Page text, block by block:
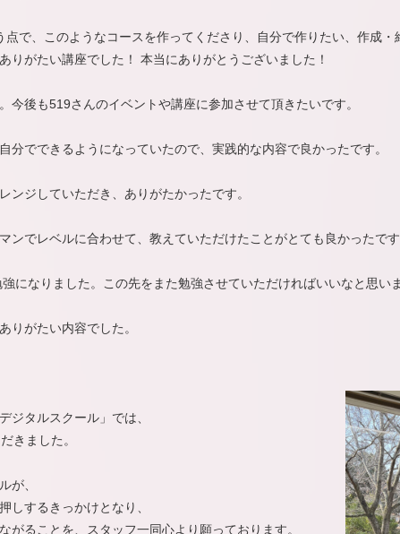
点で、このようなコースを作ってくださり、自分で作りたい、作成
りがたい講座でした！ 本当にありがとうございました！
今後も519さんのイベントや講座に参加させて頂きたいです。
分でできるようになっていたので、実践的な内容で良かったです。
ンジしていただき、ありがたかったです。
ンでレベルに合わせて、教えていただけたことがとても良かったで
になりました。この先をまた勉強させていただければいいなと思い
りがたい内容でした。
ジタルスクール」では、
きました。
が、
しするきっかけとなり、
がることを、スタッフ一同心より願っております。